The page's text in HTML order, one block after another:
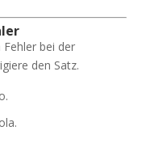
bei der
den Satz.